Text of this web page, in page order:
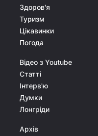
Здоров'я
Туризм
Цікавинки
Погода
Відео з Youtube
Статті
Інтерв'ю
Думки
Лонгріди
Архів